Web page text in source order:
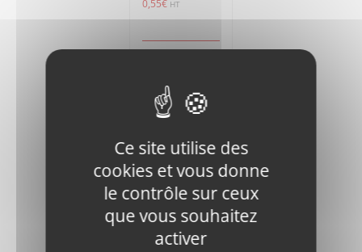
0,55€ HT
panier
V400-80-
0409
Ce site utilise des
cookies et vous donne
le contrôle sur ceux
que vous souhaitez
activer